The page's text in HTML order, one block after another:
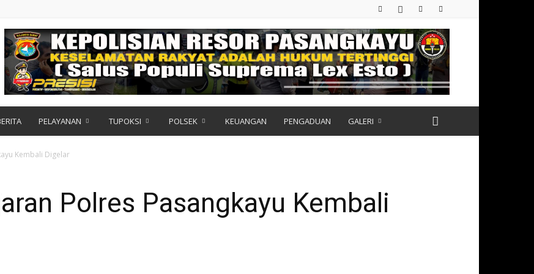
PELAYANAN TUPOKSI POLSEK KEUANGAN PENGADUAN GALERI
Kembali Digelar
Polres Pasangkayu Kembali